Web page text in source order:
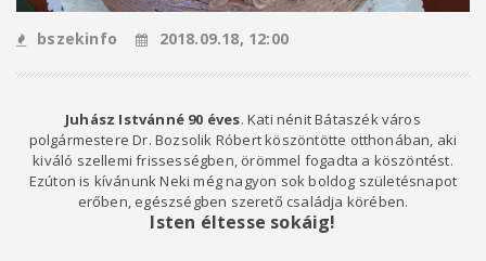
bszekinfo 2018.09.18, 12:00
Juhász Istvánné 90 éves. Kati nénit Bátaszék város
polgármestere Dr. Bozsolik Róbert köszöntötte otthonában, aki
kiváló szellemi frissességben, örömmel fogadta a köszöntést.
Ezúton is kívánunk Neki még nagyon sok boldog születésnapot
erőben, egészségben szerető családja körében.
Isten éltesse sokáig!